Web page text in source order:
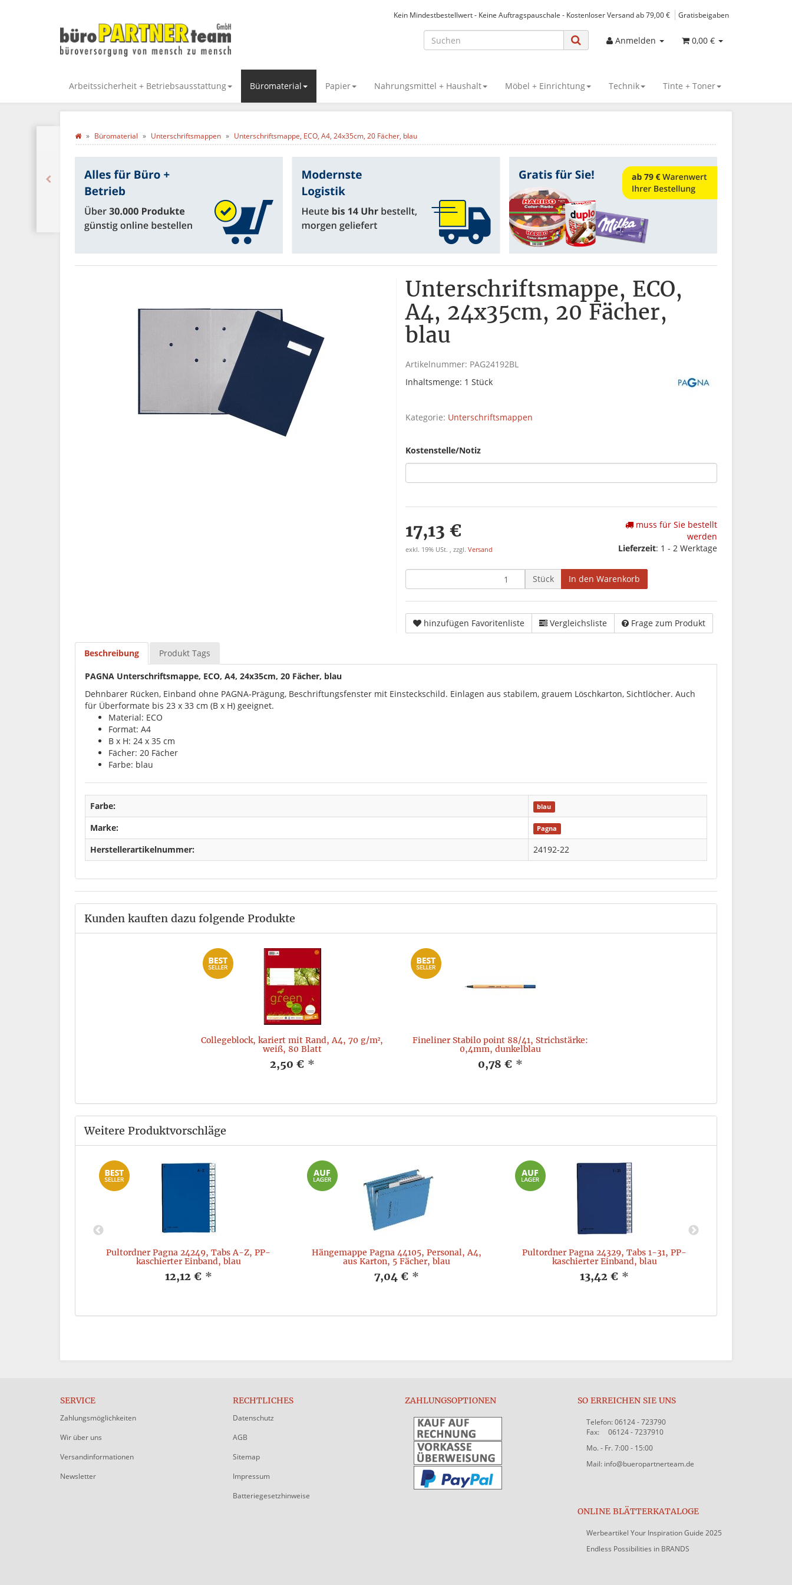
Kein Mindestbestellwert - Keine Auftragspauschale - Kostenloser Versand ab 79,00 € Gratisbeigaben
Anmelden 0,00 €
Arbeitssicherheit + Betriebsausstattung Büromaterial Papier Nahrungsmittel + Haushalt Möbel + Einrichtung Technik Tinte + Toner
Büromaterial Unterschriftsmappen Unterschriftsmappe, ECO, A4, 24x35cm, 20 Fächer, blau
Unterschriftsmappe, ECO,
A4, 24x35cm, 20 Fächer,
blau
Artikelnummer: PAG24192BL
Inhaltsmenge: 1 Stück
Kategorie: Unterschriftsmappen
Kostenstelle/Notiz
17,13 €
exkl. 19% USt. , zzgl. Versand
muss für Sie bestellt
werden
Lieferzeit: 1 - 2 Werktage
Stück In den Warenkorb
hinzufügen Favoritenliste Vergleichsliste Frage zum Produkt
Beschreibung Produkt Tags
PAGNA Unterschriftsmappe, ECO, A4, 24x35cm, 20 Fächer, blau
Dehnbarer Rücken, Einband ohne PAGNA-Prägung, Beschriftungsfenster mit Einsteckschild. Einlagen aus stabilem, grauem Löschkarton, Sichtlöcher. Auch
für Überformate bis 23 x 33 cm (B x H) geeignet.
Material: ECO
Format: A4
B x H: 24 x 35 cm
Fächer: 20 Fächer
Farbe: blau
Farbe: blau
Marke: Pagna
Herstellerartikelnummer: 24192-22
Kunden kauften dazu folgende Produkte
Collegeblock, kariert mit Rand, A4, 70 g/m²,
weiß, 80 Blatt
2,50 € *
Fineliner Stabilo point 88/41, Strichstärke:
0,4mm, dunkelblau
0,78 € *
Weitere Produktvorschläge
Pultordner Pagna 24249, Tabs A-Z, PP-
kaschierter Einband, blau
12,12 € *
Hängemappe Pagna 44105, Personal, A4,
aus Karton, 5 Fächer, blau
7,04 € *
Pultordner Pagna 24329, Tabs 1-31, PP-
kaschierter Einband, blau
13,42 € *
SERVICE
Zahlungsmöglichkeiten
Wir über uns
Versandinformationen
Newsletter
RECHTLICHES
Datenschutz
AGB
Sitemap
Impressum
Batteriegesetzhinweise
ZAHLUNGSOPTIONEN SO ERREICHEN SIE UNS
Telefon: 06124 - 723790
Fax: 06124 - 7237910
Mo. - Fr. 7:00 - 15:00
Mail: info@bueropartnerteam.de
ONLINE BLÄTTERKATALOGE
Werbeartikel Your Inspiration Guide 2025
Endless Possibilities in BRANDS